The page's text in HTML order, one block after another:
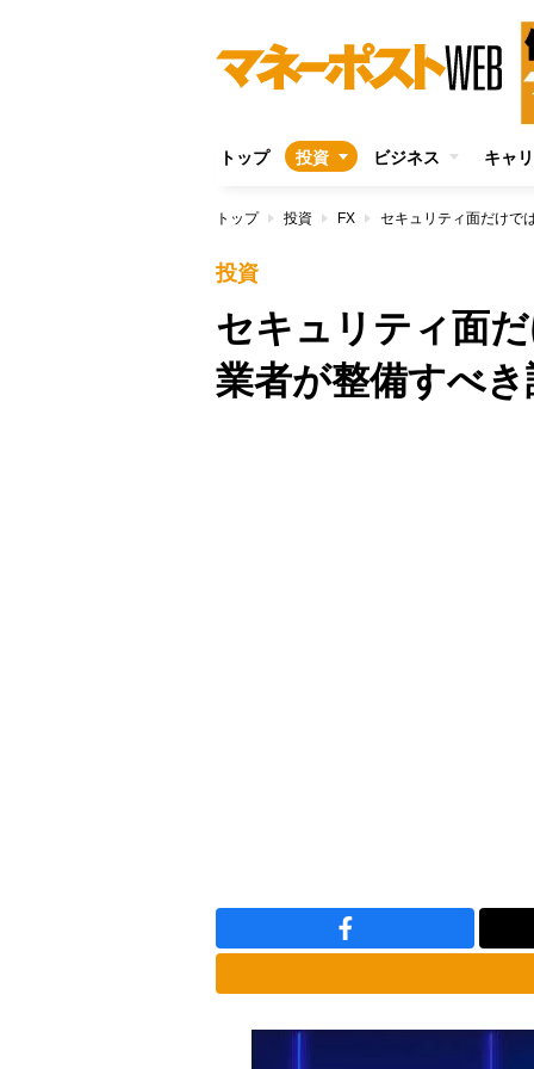
トップ 投資 ビジネス キャ
トップ 投資 FX セキュリティ面だけで
投資
セキュリティ面
業者が整備すべ